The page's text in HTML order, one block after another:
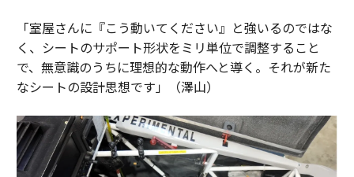
「室屋さんに『こう動いてください』と強いるのではな
く、シートのサポート形状をミリ単位で調整すること
で、無意識のうちに理想的な動作へと導く。それが新た
なシートの設計思想です」（澤山）